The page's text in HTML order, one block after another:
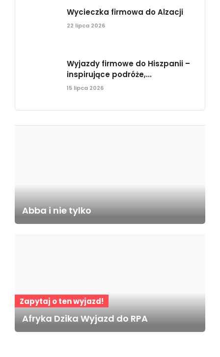
Wycieczka firmowa do Alzacji
22 lipca 2026
Wyjazdy firmowe do Hiszpanii –
inspirujące podróże,...
15 lipca 2026
Abba i nie tylko
Zapytaj o ten wyjazd!
Afryka Dzika Wyjazd do RPA